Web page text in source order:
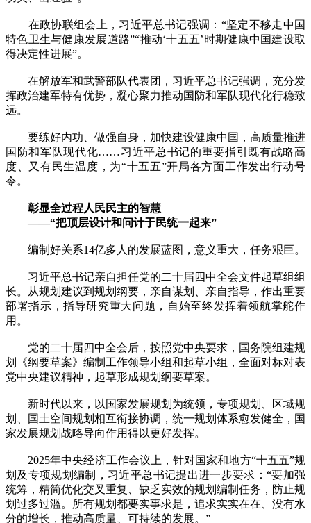
在政协联组会上，习近平总书记强调：“坚定不移走中国
特色卫生与健康发展道路”“推动‘十五五’时期健康中国建设取
得决定性进展”。
在解放军和武警部队代表团，习近平总书记强调，充分发
挥政治建军特有优势，凝心聚力推动国防和军队现代化行稳致
远。
要练好内功、做强自身，加快建设健康中国，高质量推进
国防和军队现代化……习近平总书记的重要指引既有战略高
度、又有民生温度，为“十五五”开局各方面工作发出行动号
令。
彰显全过程人民民主的智慧
——“把顶层设计和问计于民统一起来”
编制好关系14亿多人的发展蓝图，意义重大，任务艰巨。
习近平总书记亲自担任党的二十届四中全会文件起草组组
长。从规划建议到规划纲要，亲自谋划、亲自指导，作出重要
部署指示，指导研究重大问题，自始至终发挥着领航掌舵作
用。
党的二十届四中全会后，按照党中央要求，国务院组建规
划《纲要草案》编制工作领导小组和起草小组，全面对标对表
党中央建议精神，起草形成规划纲要草案。
新时代以来，以国家发展规划为统领，专项规划、区域规
划、国土空间规划相互衔接协调，统一规划体系愈发健全，国
家发展规划战略导向作用得以更好发挥。
2025年中央经济工作会议上，针对国家和地方“十五五”规
划及专项规划编制，习近平总书记提出进一步要求：“要加强
统筹，精简优化交叉重复、缺乏实效的规划编制任务，防止规
划过多过滥。所有规划都要实事求是，追求实实在在、没有水
分的增长，推动高质量、可持续的发展。”